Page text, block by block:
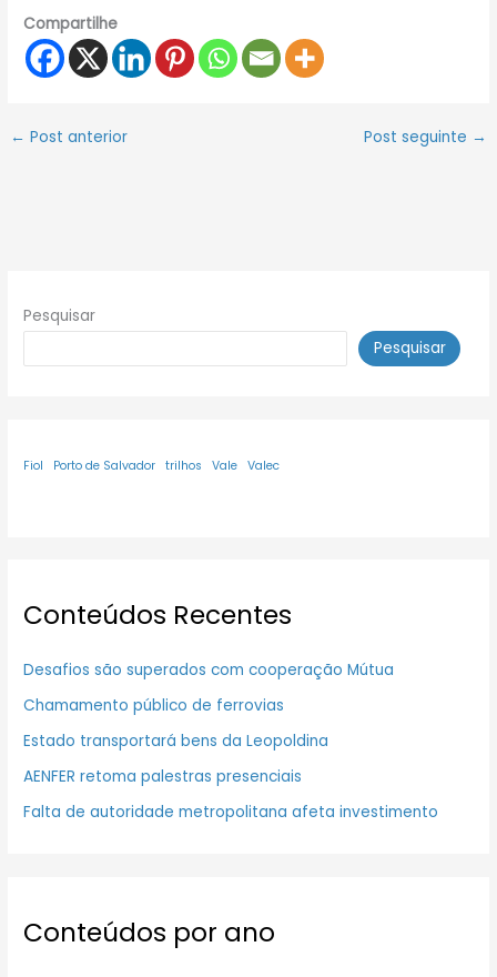
Compartilhe
← Post anterior Post seguinte →
Pesquisar
Pesquisar
Fiol Porto de Salvador trilhos Vale Valec
Conteúdos Recentes
Desafios são superados com cooperação Mútua
Chamamento público de ferrovias
Estado transportará bens da Leopoldina
AENFER retoma palestras presenciais
Falta de autoridade metropolitana afeta investimento
Conteúdos por ano